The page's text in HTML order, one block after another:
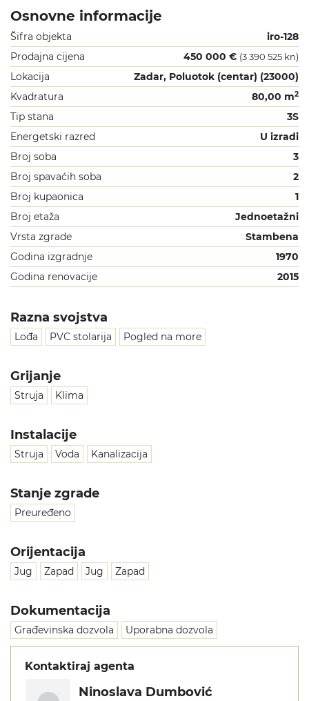
Osnovne informacije
Šifra objekta
iro-128
Prodajna cijena
450 000 € (3 390 525 kn)
Lokacija
Zadar, Poluotok (centar) (23000)
Kvadratura
80,00 m2
Tip stana
3S
Energetski razred
U izradi
Broj soba
3
Broj spavaćih soba
2
Broj kupaonica
1
Broj etaža
Jednoetažni
Vrsta zgrade
Stambena
Godina izgradnje
1970
Godina renovacije
2015
Razna svojstva
Lođa PVC stolarija Pogled na more
Grijanje
Struja Klima
Instalacije
Struja Voda Kanalizacija
Stanje zgrade
Preuređeno
Orijentacija
Jug Zapad Jug Zapad
Dokumentacija
Građevinska dozvola Uporabna dozvola
Kontaktiraj agenta
Ninoslava Dumbović